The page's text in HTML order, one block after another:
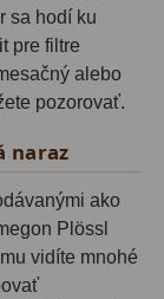
sa hodí ku
pre filtre
alebo
pozorovať.
naraz
ako
Plössl
vidíte mnohé